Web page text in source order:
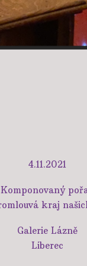
4.11.2021
Komponovaný
kraj
Galerie Lázně
Liberec